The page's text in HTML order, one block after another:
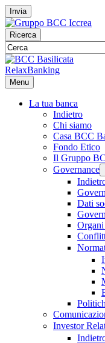
Invia
Ricerca
RelaxBanking
Menu
La tua banca
Indietro
Chi siamo
Casa BCC
Fondo Etico
Il Gruppo
Governance
Dati
Investor